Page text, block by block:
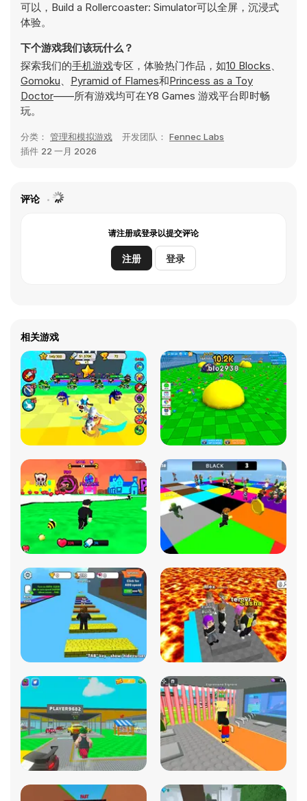
可以，Build a Rollercoaster: Simulator可以全屏，沉浸式
体验。
下个游戏我们该玩什么？
探索我们的手机游戏专区，体验热门作品，如10 Blocks、
Gomoku、 Pyramid of Flames和Princess as a Toy
Doctor——所有游戏均可在Y8 Games 游戏平台即时畅
玩。
分类： 管理和模拟游戏 开发团队： Fennec Labs
插件 22 一月 2026
评论
请注册或登录以提交评论
注册 登录
相关游戏